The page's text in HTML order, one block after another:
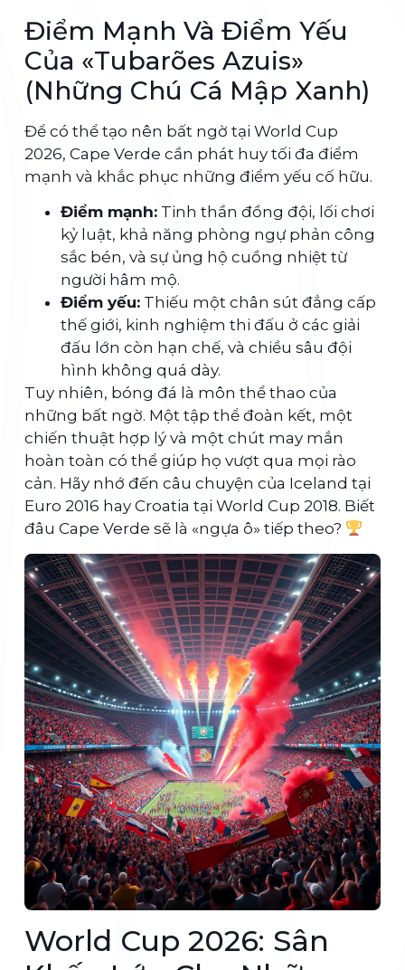
Điểm Mạnh Và Điểm Yếu
Của «Tubarões Azuis»
(Những Chú Cá Mập Xanh)
Để có thể tạo nên bất ngờ tại World Cup
2026, Cape Verde cần phát huy tối đa điểm
mạnh và khắc phục những điểm yếu cố hữu.
Điểm mạnh:Tinh thần đồng đội, lối chơi
kỷ luật, khả năng phòng ngự phản công
sắc bén, và sự ủng hộ cuồng nhiệt từ
người hâm mộ.
Điểm yếu:Thiếu một chân sút đẳng cấp
thế giới, kinh nghiệm thi đấu ở các giải
đấu lớn còn hạn chế, và chiều sâu đội
hình không quá dày.
Tuy nhiên, bóng đá là môn thể thao của
những bất ngờ. Một tập thể đoàn kết, một
chiến thuật hợp lý và một chút may mắn
hoàn toàn có thể giúp họ vượt qua mọi rào
cản. Hãy nhớ đến câu chuyện của Iceland tại
Euro 2016 hay Croatia tại World Cup 2018. Biết
đâu Cape Verde sẽ là «ngựa ô» tiếp theo?
World Cup 2026: Sân